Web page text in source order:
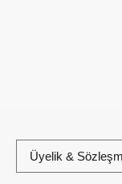
Ölçü Değişimi
Üyelik &